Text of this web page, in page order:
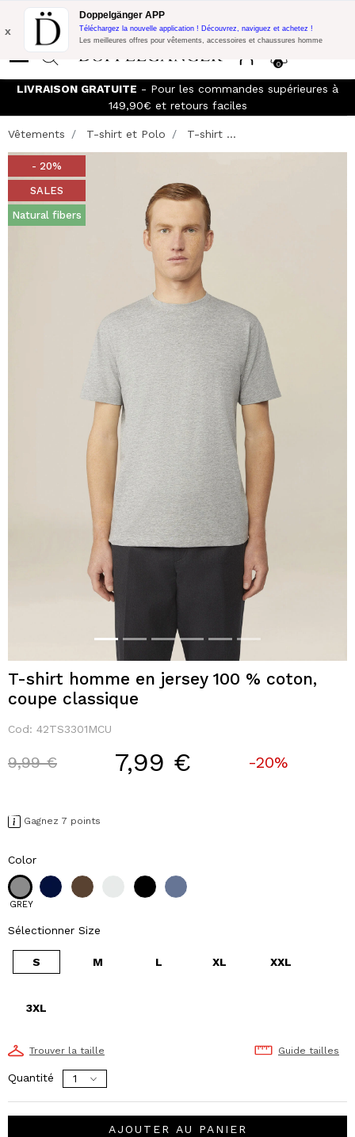
Promo Flash: 10% de réduction supplémentaire sur 300€ d'achat
avec le code:
0
x
Doppelgänger APP
Téléchargez la nouvelle application ! Découvrez, naviguez et achetez !
Les meilleures offres pour vêtements, accessoires et chaussures homme
LIVRAISON GRATUITE - Pour les commandes supérieures à
149,90€ et retours faciles
Vêtements T-shirt et Polo T-shirt ...
- 20%
SALES
Natural fibers
T-shirt homme en jersey 100 % coton,
coupe classique
Cod: 42TS3301MCU
Price reduced from
9,99 €to 7,99 € -20%
Gagnez 7 points
Color
GREY
Sélectionner Size
S M L XL XXL
3XL
Trouver la taille Guide tailles
Quantité
AJOUTER AU PANIER